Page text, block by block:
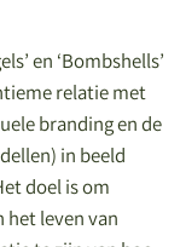
en ‘Bombshells’
relatie met
branding en de
in beeld
doel is om
het leven van